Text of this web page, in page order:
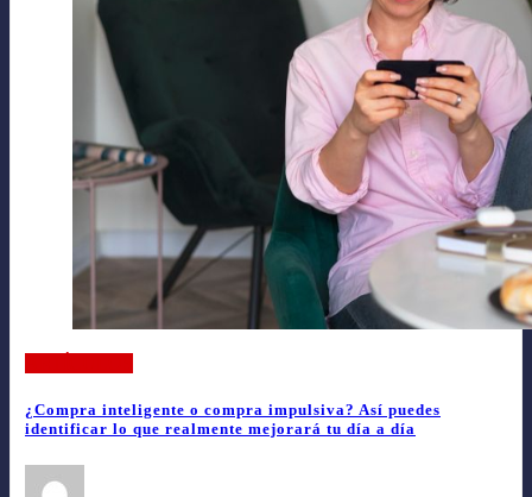
¿Compra inteligente o compra impulsiva? Así puedes
identificar lo que realmente mejorará tu día a día